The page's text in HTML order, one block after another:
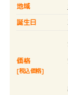
地域
誕生日
価格
[税込価格]